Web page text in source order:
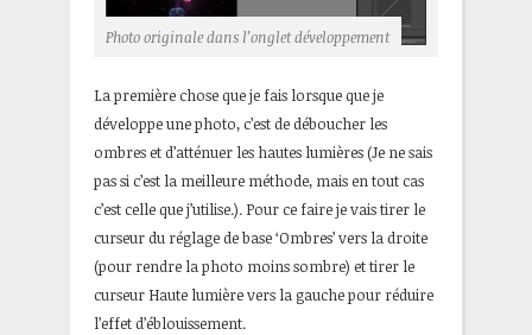
Photo originale dans l’onglet développement
La première chose que je fais lorsque que je
développe une photo, c’est de déboucher les
ombres et d’atténuer les hautes lumières (Je ne sais
pas si c’est la meilleure méthode, mais en tout cas
c’est celle que j’utilise.). Pour ce faire je vais tirer le
curseur du réglage de base ‘Ombres’ vers la droite
(pour rendre la photo moins sombre) et tirer le
curseur Haute lumière vers la gauche pour réduire
l’effet d’éblouissement.